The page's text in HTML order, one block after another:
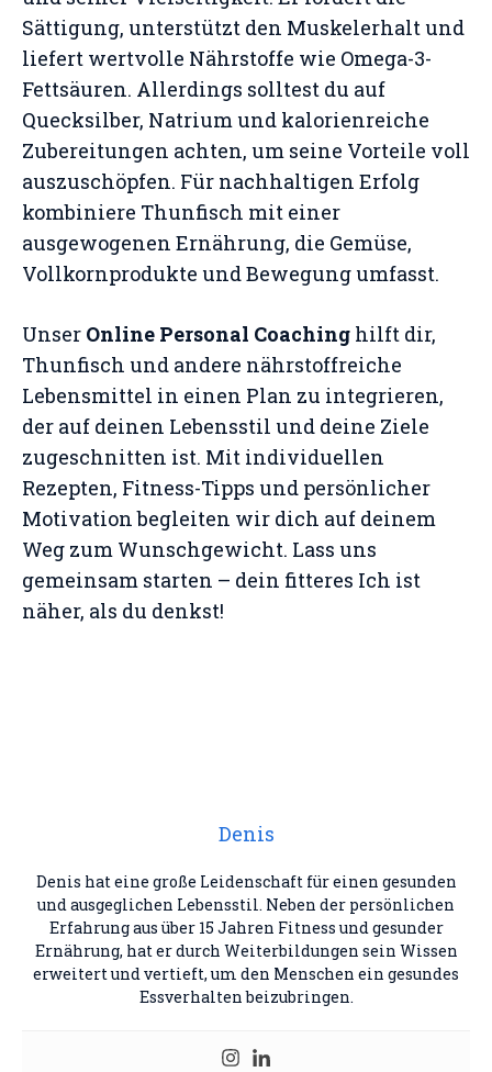
Sättigung, unterstützt den Muskelerhalt und
liefert wertvolle Nährstoffe wie Omega-3-
Fettsäuren. Allerdings solltest du auf
Quecksilber, Natrium und kalorienreiche
Zubereitungen achten, um seine Vorteile voll
auszuschöpfen. Für nachhaltigen Erfolg
kombiniere Thunfisch mit einer
ausgewogenen Ernährung, die Gemüse,
Vollkornprodukte und Bewegung umfasst.
Unser Online Personal Coaching hilft dir,
Thunfisch und andere nährstoffreiche
Lebensmittel in einen Plan zu integrieren,
der auf deinen Lebensstil und deine Ziele
zugeschnitten ist. Mit individuellen
Rezepten, Fitness-Tipps und persönlicher
Motivation begleiten wir dich auf deinem
Weg zum Wunschgewicht. Lass uns
gemeinsam starten – dein fitteres Ich ist
näher, als du denkst!
Denis
Denis hat eine große Leidenschaft für einen gesunden
und ausgeglichen Lebensstil. Neben der persönlichen
Erfahrung aus über 15 Jahren Fitness und gesunder
Ernährung, hat er durch Weiterbildungen sein Wissen
erweitert und vertieft, um den Menschen ein gesundes
Essverhalten beizubringen.